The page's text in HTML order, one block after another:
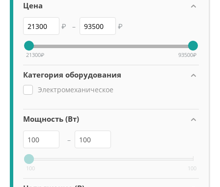
Цена
₽ – ₽
21300₽ 93500₽
Категория оборудования
Электромеханическое
Мощность (Вт)
–
100 100